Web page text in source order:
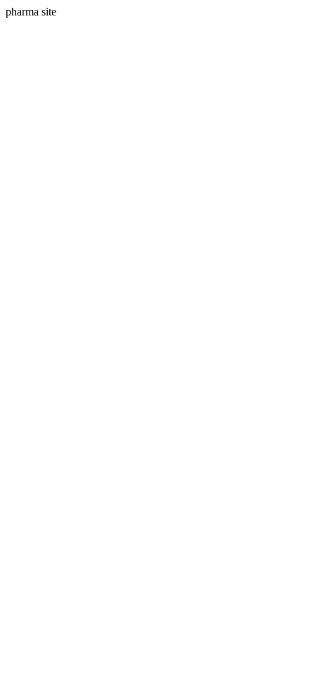
pharma site